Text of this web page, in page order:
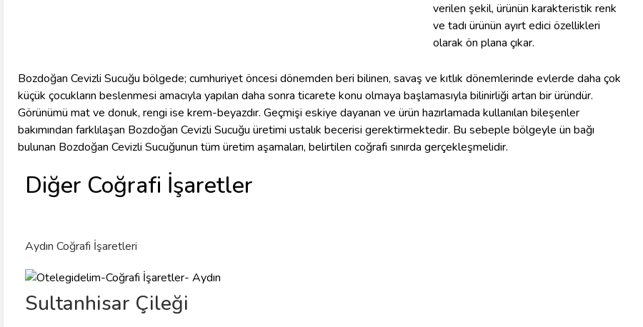
verilen şekil, ürünün karakteristik renk
ve tadı ürünün ayırt edici özellikleri
olarak ön plana çıkar.
Bozdoğan Cevizli Sucuğu bölgede; cumhuriyet öncesi dönemden beri bilinen, savaş ve kıtlık dönemlerinde evlerde daha çok
küçük çocukların beslenmesi amacıyla yapılan daha sonra ticarete konu olmaya başlamasıyla bilinirliği artan bir üründür.
Görünümü mat ve donuk, rengi ise krem-beyazdır. Geçmişi eskiye dayanan ve ürün hazırlamada kullanılan bileşenler
bakımından farklılaşan Bozdoğan Cevizli Sucuğu üretimi ustalık becerisi gerektirmektedir. Bu sebeple bölgeyle ün bağı
bulunan Bozdoğan Cevizli Sucuğunun tüm üretim aşamaları, belirtilen coğrafi sınırda gerçekleşmelidir.
Diğer Coğrafi İşaretler
Aydın Coğrafi İşaretleri
Sultanhisar Çileği